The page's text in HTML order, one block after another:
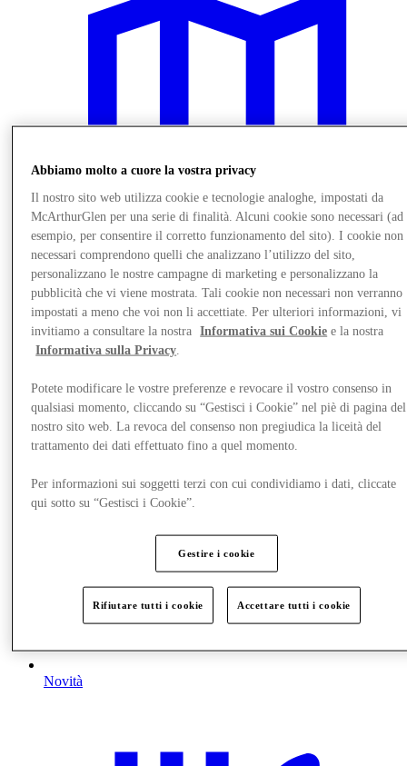
Vieni a trovarci
Novità
Abbiamo molto a cuore la vostra privacy
Il nostro sito web utilizza cookie e tecnologie analoghe, impostati da
McArthurGlen per una serie di finalità. Alcuni cookie sono necessari (ad
esempio, per consentire il corretto funzionamento del sito). I cookie non
necessari comprendono quelli che analizzano l’utilizzo del sito,
personalizzano le nostre campagne di marketing e personalizzano la
pubblicità che vi viene mostrata. Tali cookie non necessari non verranno
impostati a meno che voi non li accettiate. Per ulteriori informazioni, vi
invitiamo a consultare la nostra
Informativa sui Cookie e la nostra
Informativa sulla Privacy
Potete modificare le vostre preferenze e revocare il vostro consenso in
qualsiasi momento, cliccando su “Gestisci i Cookie” nel piè di pagina del
nostro sito web. La revoca del consenso non pregiudica la liceità del
trattamento dei dati effettuato fino a quel momento.
Per informazioni sui soggetti terzi con cui condividiamo i dati, cliccate
qui sotto su “Gestisci i Cookie”.
Gestire i cookie
Rifiutare tutti i cookie Accettare tutti i cookie